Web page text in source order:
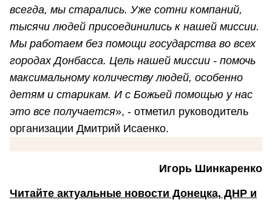
всегда, мы старались. Уже сотни компаний,
тысячи людей присоединились к нашей миссии.
Мы работаем без помощи государства во всех
городах Донбасса. Цель нашей миссии - помочь
максимальному количеству людей, особенно
детям и старикам. И с Божьей помощью у нас
это все получается», - отметил руководитель
организации Дмитрий Исаенко.
Игорь Шинкаренко
Читайте актуальные новости Донецка, ДНР и